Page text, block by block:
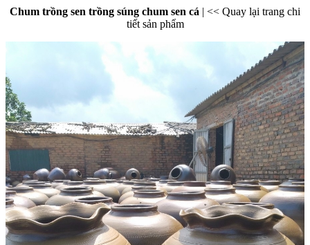
Chum trồng sen trồng súng chum sen cá | << Quay lại trang chi
tiết sản phẩm